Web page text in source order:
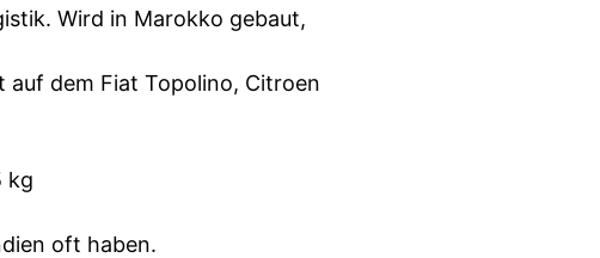
Wird in Marokko gebaut,
dem Fiat Topolino, Citroen
kg
oft haben.